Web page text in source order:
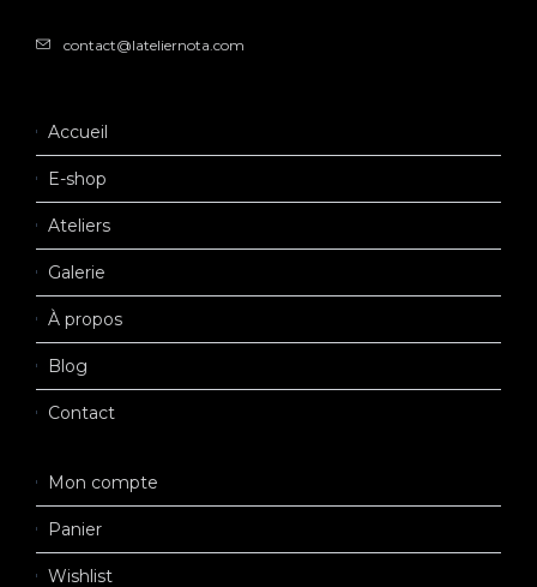
contact@lateliernota.com
Accueil
E-shop
Ateliers
Galerie
À propos
Blog
Contact
Mon compte
Panier
Wishlist